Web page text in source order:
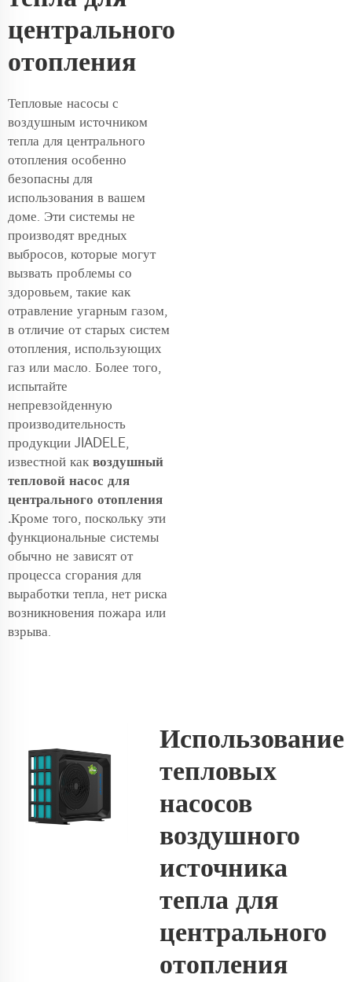
центрального
отопления
Тепловые насосы с
воздушным источником
тепла для центрального
отопления особенно
безопасны для
использования в вашем
доме. Эти системы не
производят вредных
выбросов, которые могут
вызвать проблемы со
здоровьем, такие как
отравление угарным газом,
в отличие от старых систем
отопления, использующих
газ или масло. Более того,
испытайте
непревзойденную
производительность
продукции JIADELE,
известной как воздушный
тепловой насос для
центрального отопления
.Кроме того, поскольку эти
функциональные системы
обычно не зависят от
процесса сгорания для
выработки тепла, нет риска
возникновения пожара или
взрыва.
Использование
тепловых
насосов
воздушного
источника
тепла для
центрального
отопления